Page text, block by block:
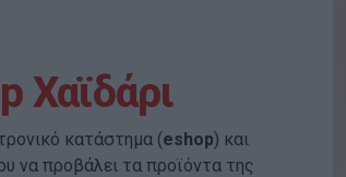
Χαϊδάρι
κατάστημα (eshop) και
να προβάλει τα προϊόντα της